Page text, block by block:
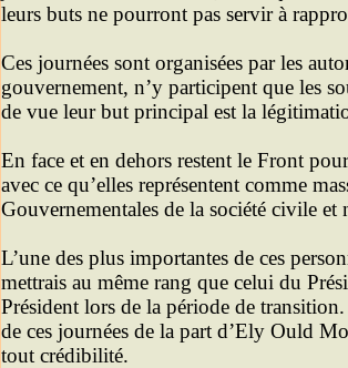
leurs buts ne pourront pas servir à
Ces journées sont organisées par les
gouvernement, n’y participent que les
de vue leur but principal est la
En face et en dehors restent le Front
avec ce qu’elles représentent comme
Gouvernementales de la société civile
L’une des plus importantes de ces
mettrais au même rang que celui du
Président lors de la période de
de ces journées de la part d’Ely Ould
tout crédibilité.